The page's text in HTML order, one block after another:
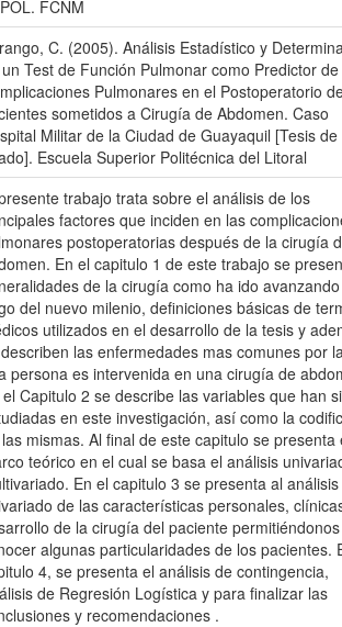
FCNM
C. (2005). Análisis Estadístico y
Test de Función Pulmonar como Predictor
Pulmonares en el Postoperatorio
sometidos a Cirugía de Abdomen. Caso
Militar de la Ciudad de Guayaquil [Tesis de
Escuela Superior Politécnica del Litoral
trabajo trata sobre el análisis de los
factores que inciden en las
postoperatorias después de la cirugía
En el capitulo 1 de este trabajo se
de la cirugía como ha ido
del nuevo milenio, definiciones básicas de
utilizados en el desarrollo de la tesis y
las enfermedades mas comunes por
persona es intervenida en una cirugía de
el Capitulo 2 se describe las variables que han
en este investigación, así como la
mismas. Al final de este capitulo se presenta
teórico en el cual se basa el análisis
En el capitulo 3 se presenta al análisis
de las características personales,
de la cirugía del paciente permitiéndonos
algunas particularidades de los pacientes.
4, se presenta el análisis de contingencia,
de Regresión Logística y para finalizar las
y recomendaciones .